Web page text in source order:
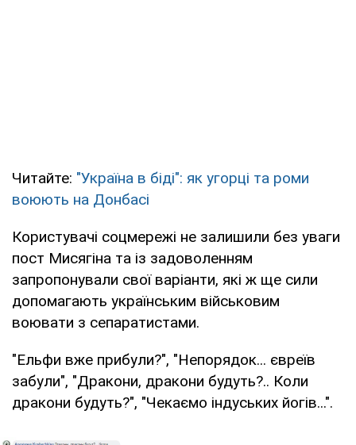
Читайте: "Україна в біді": як угорці та роми
воюють на Донбасі
Користувачі соцмережі не залишили без уваги
пост Мисягіна та із задоволенням
запропонували свої варіанти, які ж ще сили
допомагають українським військовим
воювати з сепаратистами.
"Ельфи вже прибули?", "Непорядок... євреїв
забули", "Дракони, дракони будуть?.. Коли
дракони будуть?", "Чекаємо індуських йогів...".